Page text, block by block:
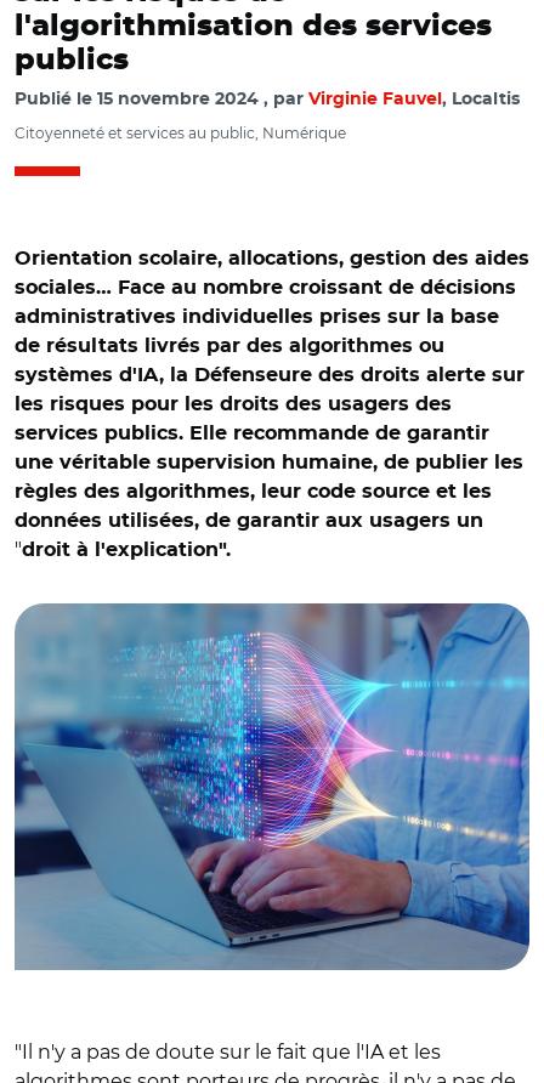
l'algorithmisation des services
publics
Publié le 15 novembre 2024 par Virginie Fauvel , Localtis
Citoyenneté et services au public, Numérique
Orientation scolaire, allocations, gestion des aides
sociales… Face au nombre croissant de décisions
administratives individuelles prises sur la base
de résultats livrés par des algorithmes ou
systèmes d'IA, la Défenseure des droits alerte sur
les risques pour les droits des usagers des
services publics. Elle recommande de garantir
une véritable supervision humaine, de publier les
règles des algorithmes, leur code source et les
données utilisées, de garantir aux usagers un
"droit à l'explication".
"Il n'y a pas de doute sur le fait que l'IA et les